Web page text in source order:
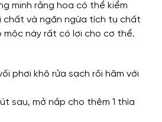
minh rằng hoa có thể kiểm
và ngăn ngừa tích tụ chất
mộc này rất có lợi cho cơ thể.
phơi khô rửa sạch rồi hãm với
sau, mở nắp cho thêm 1 thìa